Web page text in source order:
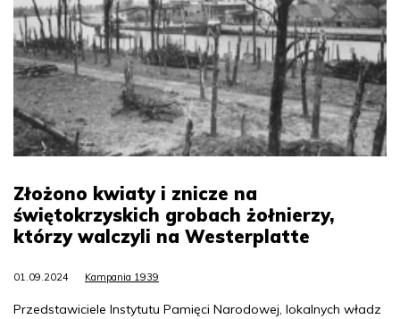
Złożono kwiaty i znicze na
świętokrzyskich grobach żołnierzy,
którzy walczyli na Westerplatte
01.09.2024 Kampania 1939
Przedstawiciele Instytutu Pamięci Narodowej, lokalnych władz